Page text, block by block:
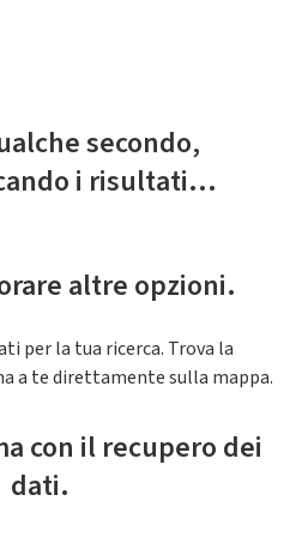
secondo,
i risultati...
altre opzioni.
per la tua ricerca. Trova la
a te direttamente sulla mappa.
con il recupero dei
dati.